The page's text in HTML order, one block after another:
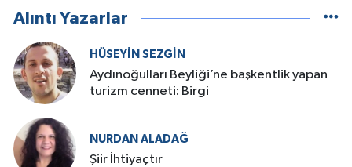
Alıntı Yazarlar
HÜSEYIN SEZGIN
Aydınoğulları Beyliği’ne başkentlik yapan
turizm cenneti: Birgi
NURDAN ALADAĞ
Şiir İhtiyaçtır